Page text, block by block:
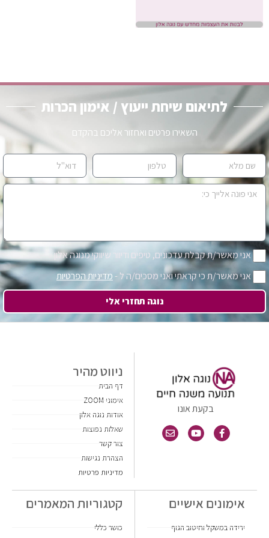
לתיאום שיחת ייעוץ / אימון הכרות
השאירו פרטים ואחזור אליכם בהקדם
אני מאשר/ת קבלת עדכונים, טיפים ודיוור שיווקי מנוגה אלון
אני מאשר/ת כי קראתי ואני מסכים/ה ל -מדיניות הפרטיות
נוגה תחזרי אלי
בקעת אונו
ניווט מהיר
דף הבית
אימוני ZOOM
אודות נוגה אלון
שאלות נפוצות
צור קשר
הצהרת נגישות
מדיניות פרטיות
אימונים אישיים
ירידה במשקל וחיטוב הגוף
קטגוריות המאמרים
כושר כללי